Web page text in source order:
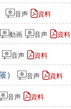
音声 資料
動画 音声 資料
音声 資料
） 音声 資料
音声 資料